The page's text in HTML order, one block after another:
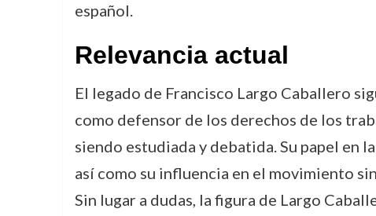
español.
Relevancia actual
El legado de Francisco Largo Caballero
como defensor de los derechos de los
siendo estudiada y debatida. Su papel en
así como su influencia en el movimiento
Sin lugar a dudas, la figura de Largo